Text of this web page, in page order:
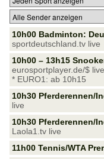
10h00 Badminton:
sportdeutschland.tv live
10h00 – 13h15
eurosportplayer.de/$ live
* EURO1: ab 10h15
10h30 Pferderennen/
live
10h30 Pferderennen/
Laola1.tv live
11h00 Tennis/WTA